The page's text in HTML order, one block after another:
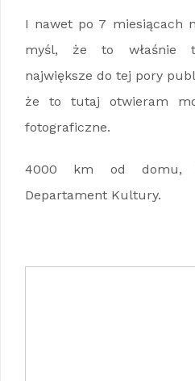
I nawet po 7 miesiącach
myśl, że to właśnie
największe do tej pory
że to tutaj otwieram
fotograficzne.
4000 km od domu,
Departament Kultury.